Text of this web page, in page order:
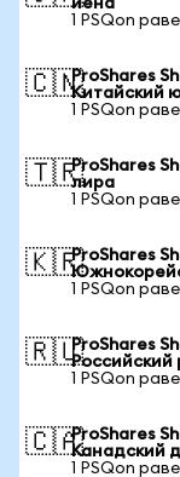
иена
1 PSQon
🇨🇳ProShares
Китайский
1 PSQon
🇹🇷ProShares
лира
1 PSQon
🇰🇷ProShares
1 PSQon
🇷🇺ProShares
Российский
1 PSQon
🇨🇦ProShares
Канадский
1 PSQon